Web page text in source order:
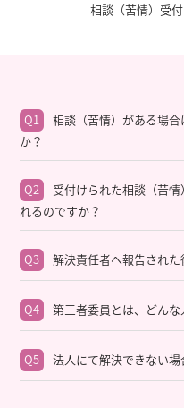
相談（苦情）受
Q1
相談（苦情）がある場
か？
Q2
受付けられた相談（苦
れるのですか？
Q3 解決責任者へ報告され
Q4 第三者委員とは、どん
Q5 法人にて解決できない